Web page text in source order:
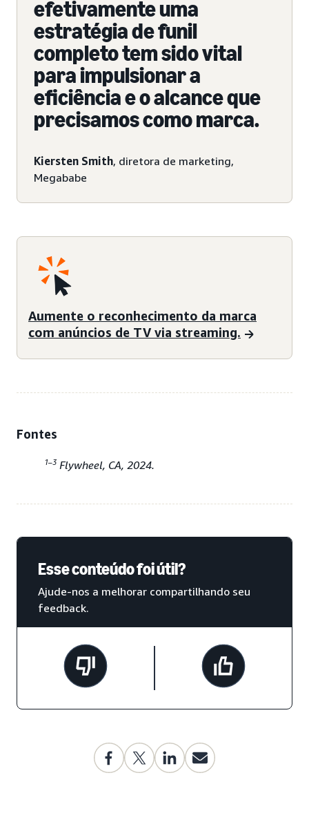
efetivamente uma
estratégia de funil
completo tem sido vital
para impulsionar a
eficiência e o alcance que
precisamos como marca.
Kiersten Smith, diretora de marketing,
Megababe
Aumente o reconhecimento da marca
com anúncios de TV via streaming.
Fontes
1–3 Flywheel, CA, 2024.
Esse conteúdo foi útil?
Ajude-nos a melhorar compartilhando seu
feedback.